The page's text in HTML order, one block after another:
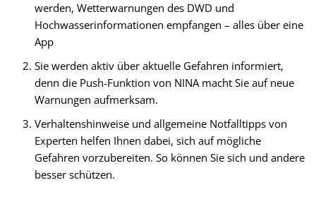
werden, Wetterwarnungen des DWD und
Hochwasserinformationen empfangen – alles über eine
App
Sie werden aktiv über aktuelle Gefahren informiert,
denn die Push-Funktion von NINA macht Sie auf neue
Warnungen aufmerksam.
Verhaltenshinweise und allgemeine Notfalltipps von
Experten helfen Ihnen dabei, sich auf mögliche
Gefahren vorzubereiten. So können Sie sich und andere
besser schützen.